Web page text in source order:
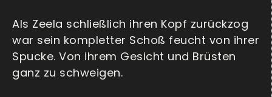
Als Zeela schließlich ihren Kopf zurückzog
war sein kompletter Schoß feucht von ihrer
Spucke. Von ihrem Gesicht und Brüsten
ganz zu schweigen.